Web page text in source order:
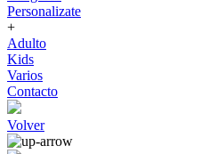
Personalizate
+
Adulto
Kids
Varios
Contacto
Volver